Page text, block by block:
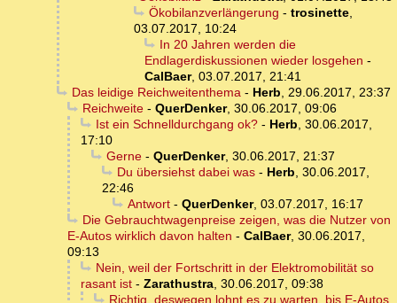
Ökobilanzverlängerung - trosinette,
03.07.2017, 10:24
In 20 Jahren werden die
Endlagerdiskussionen wieder losgehen -
CalBaer, 03.07.2017, 21:41
Das leidige Reichweitenthema- Herb, 29.06.2017, 23:37
Reichweite- QuerDenker, 30.06.2017, 09:06
Ist ein Schnelldurchgang ok?- Herb, 30.06.2017,
17:10
Gerne- QuerDenker, 30.06.2017, 21:37
Du übersiehst dabei was- Herb, 30.06.2017,
22:46
Antwort- QuerDenker, 03.07.2017, 16:17
Die Gebrauchtwagenpreise zeigen, was die Nutzer von
E-Autos wirklich davon halten - CalBaer, 30.06.2017,
09:13
Nein, weil der Fortschritt in der Elektromobilität so
rasant ist - Zarathustra, 30.06.2017, 09:38
Richtig, deswegen lohnt es zu warten, bis E-Autos